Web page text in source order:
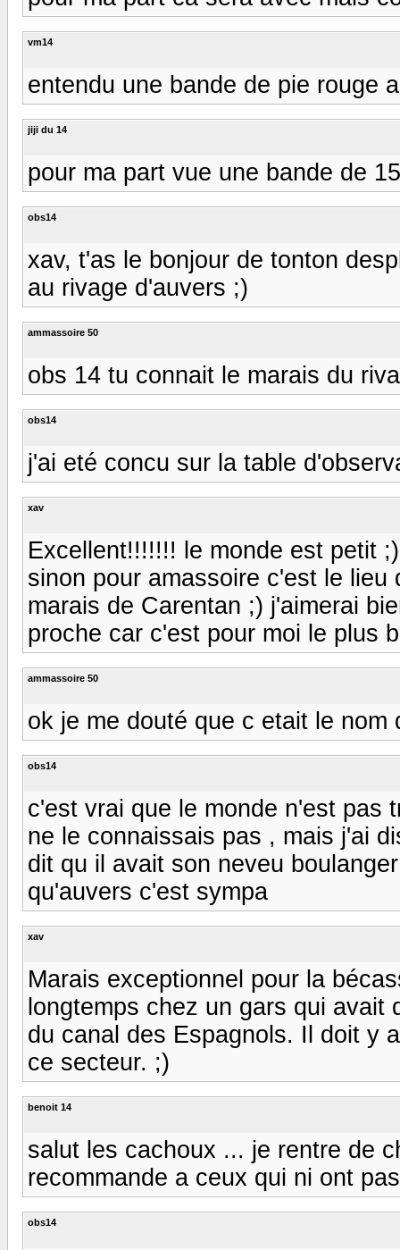
vm14
entendu une bande de pie rouge
jiji du 14
pour ma part vue une bande de
obs14
xav, t'as le bonjour de tonton
au rivage d'auvers ;)
ammassoire 50
obs 14 tu connait le marais du
obs14
j'ai eté concu sur la table
xav
Excellent!!!!!!! le monde est petit
sinon pour amassoire c'est le
marais de Carentan ;) j'aimerai
proche car c'est pour moi le plus
ammassoire 50
ok je me douté que c etait le
obs14
c'est vrai que le monde n'est pas
ne le connaissais pas , mais j'ai
dit qu il avait son neveu
qu'auvers c'est sympa
xav
Marais exceptionnel pour la
longtemps chez un gars qui
du canal des Espagnols. Il doit y
ce secteur. ;)
benoit 14
salut les cachoux ... je rentre de
recommande a ceux qui ni ont
obs14